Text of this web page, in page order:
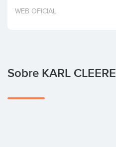
Invertir
WEB OFICIAL
Sobre KARL CLEERE